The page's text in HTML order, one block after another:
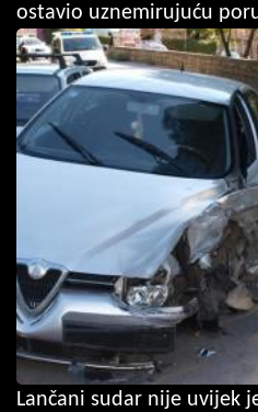
ostavio uznemirujuću
Lančani sudar nije uvijek